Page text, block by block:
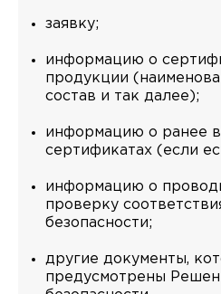
заявку;
информацию о
продукции
состав и так далее);
информацию о ранее
сертификатах (если
информацию о
проверку
безопасности;
другие документы,
предусмотрены